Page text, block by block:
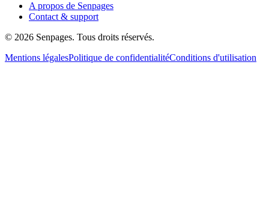
A propos de Senpages
Contact & support
© 2026 Senpages. Tous droits réservés.
Mentions légalesPolitique de confidentialitéConditions d'utilisation